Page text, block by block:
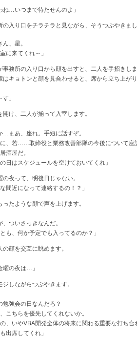
ね…いつまで待たせんのよ」
の入り口をチラチラと見ながら、そうつぶやきま
ん、星。
に来てくれ～」
事務所の入り口から顔を出すと、二人を手招きし
はキョトンと顔を見合わせると、席から立ち上が
」
け、二人が揃って入室します。
…まあ、座れ。手短に話すぞ。
、若……取締役と業務改善部隊の今後について座
酒屋だ。
日はスケジュールを空けておいてくれ」
の夜って、明後日じゃない。
間近になって連絡するの！？」
ったような顔で声を上げます。
、ついさっきなんだ。
も、何か予定でも入ってるのか？」
顔を交互に眺めます。
曜の夜は…」
しながらつぶやきます。
勉強会の日なんだろ？
こちらを優先してくれないか。
、いやVBA開発全体の将来に関わる重要な打ち合
出席してくれ」